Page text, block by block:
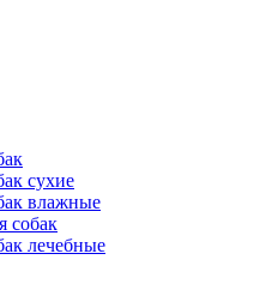
сухие
влажные
собак
лечебные